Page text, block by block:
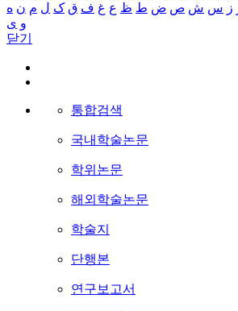
ز س ش ص ض ط ظ ع غ ف ق ک ل م ن ه
و ی
닫기
통합검색
국내학술논문
학위논문
해외학술논문
학술지
단행본
연구보고서